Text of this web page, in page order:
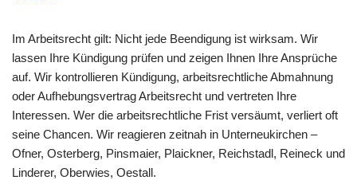
Im Arbeitsrecht gilt: Nicht jede Beendigung ist wirksam. Wir
lassen Ihre Kündigung prüfen und zeigen Ihnen Ihre Ansprüche
auf. Wir kontrollieren Kündigung, arbeitsrechtliche Abmahnung
oder Aufhebungsvertrag Arbeitsrecht und vertreten Ihre
Interessen. Wer die arbeitsrechtliche Frist versäumt, verliert oft
seine Chancen. Wir reagieren zeitnah in Unterneukirchen –
Ofner, Osterberg, Pinsmaier, Plaickner, Reichstadl, Reineck und
Linderer, Oberwies, Oestall.